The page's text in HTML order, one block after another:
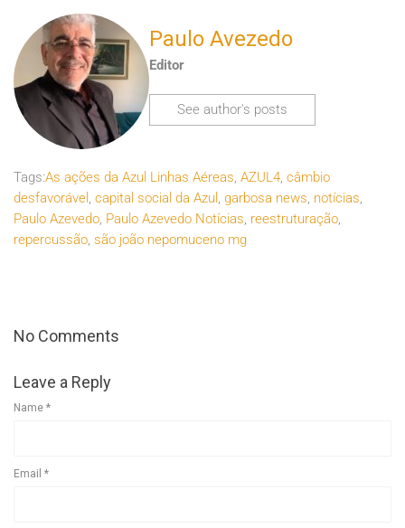
Paulo Avezedo
Editor
See author's posts
Tags:As ações da Azul Linhas Aéreas, AZUL4, câmbio
desfavorável , capital social da Azul , garbosa news, notícias,
Paulo Azevedo, Paulo Azevedo Notícias, reestruturação,
repercussão, são joão nepomuceno mg
No Comments
Leave a Reply
Name *
Email *